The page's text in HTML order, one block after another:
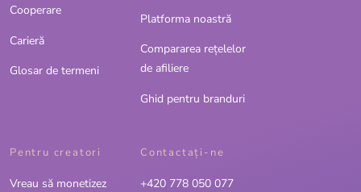
Cooperare
Carieră
Glosar de termeni
Platforma noastră
Compararea rețelelor
de afiliere
Ghid pentru branduri
Pentru creatori
Vreau să monetizez
Contactaţi-ne
+420 778 050 077